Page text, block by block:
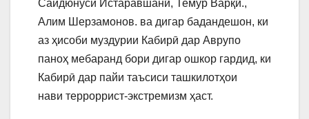
Саидюнуси Истаравшанӣ, Темур Варқӣ.,
Алим Шерзамонов. ва дигар бадандешон, ки
аз ҳисоби муздурии Кабирӣ дар Аврупо
паноҳ мебаранд бори дигар ошкор гардид, ки
Кабирӣ дар пайи таъсиси ташкилотҳои
нави терроррист-экстремизм ҳаст.